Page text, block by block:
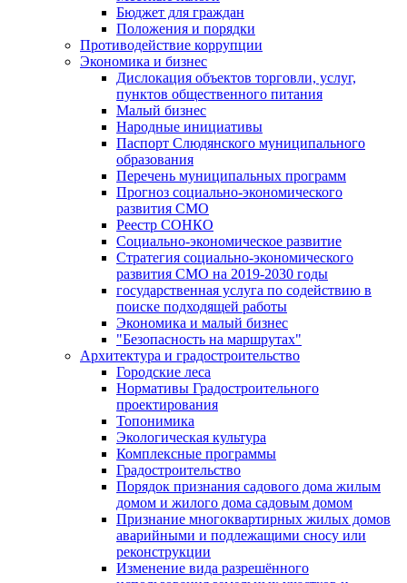
Бюджет для граждан
Положения и порядки
Противодействие коррупции
Экономика и бизнес
Дислокация объектов торговли, услуг,
пунктов общественного питания
Малый бизнес
Народные инициативы
Паспорт Слюдянского муниципального
образования
Перечень муниципальных программ
Прогноз социально-экономического
развития СМО
Реестр СОНКО
Социально-экономическое развитие
Стратегия социально-экономического
развития СМО на 2019-2030 годы
государственная услуга по содействию в
поиске подходящей работы
Экономика и малый бизнес
"Безопасность на маршрутах"
Архитектура и градостроительство
Городские леса
Нормативы Градостроительного
проектирования
Топонимика
Экологическая культура
Комплексные программы
Градостроительство
Порядок признания садового дома жилым
домом и жилого дома садовым домом
Признание многоквартирных жилых домов
аварийными и подлежащими сносу или
реконструкции
Изменение вида разрешённого